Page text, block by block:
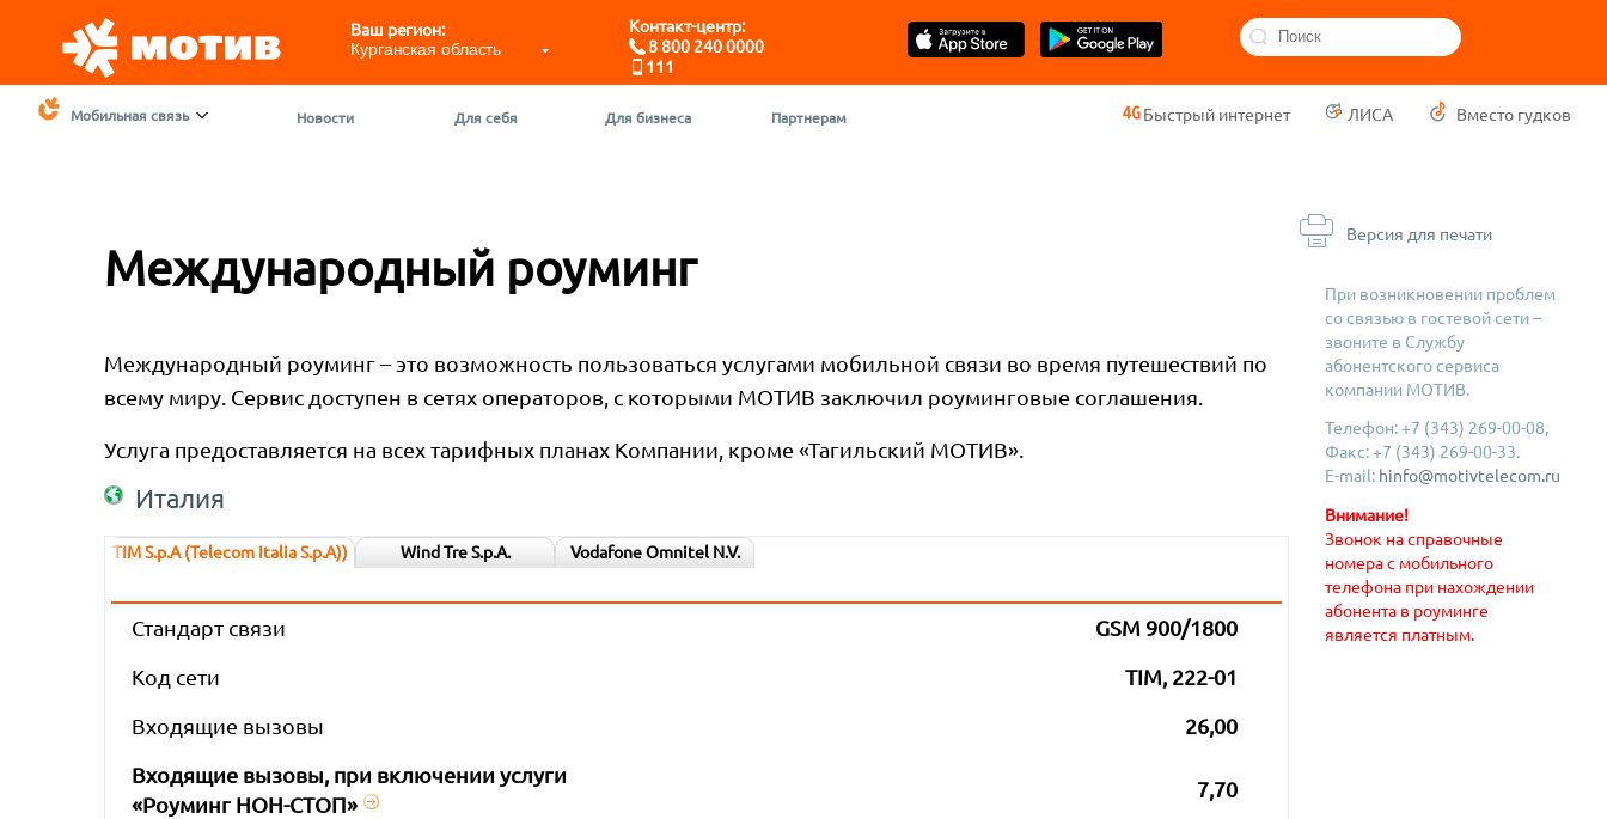
Ваш регион:
Курганская область
Контакт-центр:
8 800 240 0000
111
Быстрый интернет ЛИСА Вместо гудков
Мобильная связь Новости Для себя Для бизнеса Партнерам
Версия для печати
При возникновении проблем
со связью в гостевой сети –
звоните в Службу
абонентского сервиса
компании МОТИВ.
Телефон: +7 (343) 269-00-08,
Факс: +7 (343) 269-00-33.
E-mail: hinfo@motivtelecom.ru
Внимание!
Звонок на справочные
номера с мобильного
телефона при нахождении
абонента в роуминге
является платным.
Международный роуминг
Международный роуминг – это возможность пользоваться услугами мобильной связи во время путешествий по
всему миру. Сервис доступен в сетях операторов, с которыми МОТИВ заключил роуминговые соглашения.
Услуга предоставляется на всех тарифных планах Компании, кроме «Тагильский МОТИВ».
Италия
TIM S.p.A (Telecom Italia S.p.A)) Wind Tre S.p.A. Vodafone Omnitel N.V.
Стандарт связи GSM 900/1800
Код сети TIM, 222-01
Входящие вызовы 26,00
Входящие вызовы, при включении услуги
«Роуминг НОН-СТОП»
7,70